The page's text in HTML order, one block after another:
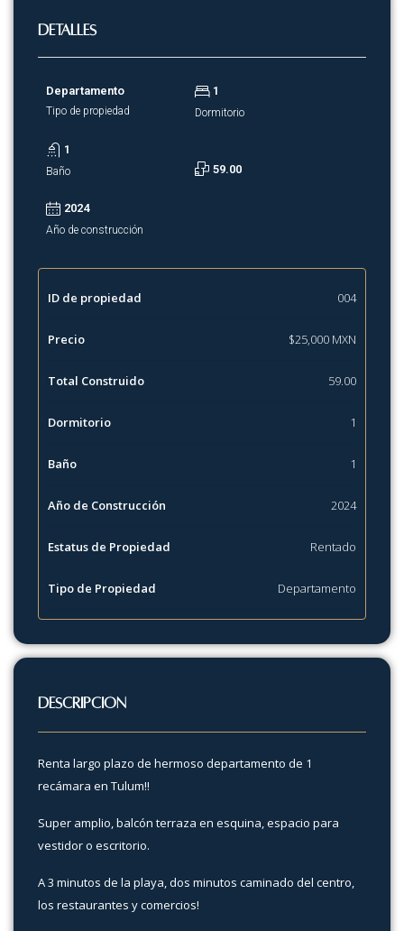
Detalles
Departamento
Tipo de propiedad
1
Dormitorio
1
Baño 59.00
2024
Año de construcción
ID de propiedad 004
Precio $25,000 MXN
Total Construido 59.00
Dormitorio 1
Baño 1
Año de Construcción 2024
Estatus de Propiedad Rentado
Tipo de Propiedad Departamento
Descripción
Renta largo plazo de hermoso departamento de 1
recámara en Tulum!!
Super amplio, balcón terraza en esquina, espacio para
vestidor o escritorio.
A 3 minutos de la playa, dos minutos caminado del centro,
los restaurantes y comercios!